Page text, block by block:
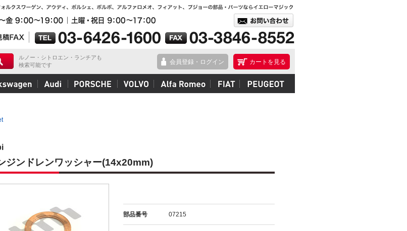
ルノー・シトロエン・ランチアも
検索可能です
カートを見る
会員登録・ログイン
ジンドレンワッシャー(14x20mm)
部品番号 07215